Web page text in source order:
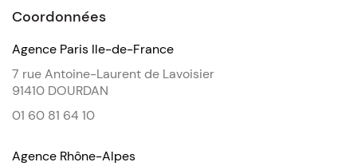
Coordonnées
Agence Paris Ile-de-France
7 rue Antoine-Laurent de Lavoisier
91410 DOURDAN
01 60 81 64 10
Agence Rhône-Alpes